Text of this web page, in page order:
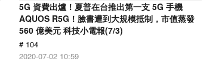
5G 資費出爐！夏普在台推出第一支 5G 手機
AQUOS R5G！臉書遭到大規模抵制，市值蒸發
560 億美元 科技小電報(7/3)
# 104
2020-07-02 10:59